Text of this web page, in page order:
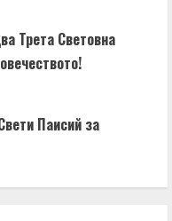
Трета Световна
Паисий за